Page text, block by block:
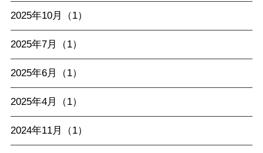
2025年10月（1）
2025年7月（1）
2025年6月（1）
2025年4月（1）
2024年11月（1）